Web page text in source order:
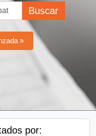
Buscar
»
por: